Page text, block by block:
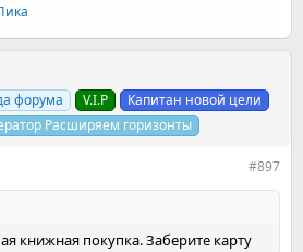
форума V.I.P
Капитан новой цели
Расширяем горизонты
#897
книжная покупка. Заберите карту